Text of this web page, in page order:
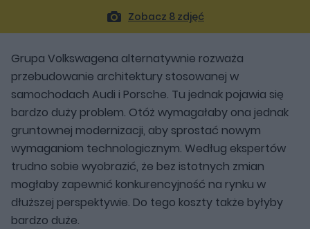
Zobacz 8 zdjęć
Grupa Volkswagena alternatywnie rozważa
przebudowanie architektury stosowanej w
samochodach Audi i Porsche. Tu jednak pojawia się
bardzo duży problem. Otóż wymagałaby ona jednak
gruntownej modernizacji, aby sprostać nowym
wymaganiom technologicznym. Według ekspertów
trudno sobie wyobrazić, że bez istotnych zmian
mogłaby zapewnić konkurencyjność na rynku w
dłuższej perspektywie. Do tego koszty także byłyby
bardzo duże.